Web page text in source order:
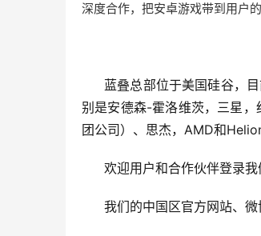
深度合作，把安卓游戏带到用户的
蓝叠总部位于美国硅谷，
别是安德森-霍洛维茨，三星
团公司）、思杰，AMD和
欢迎用户和合作伙伴登录
我们的中国区官方网站、微